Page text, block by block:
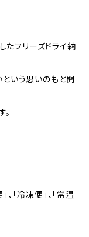
フリーズドライ納
いう思いのもと開
「冷凍便」、「常温